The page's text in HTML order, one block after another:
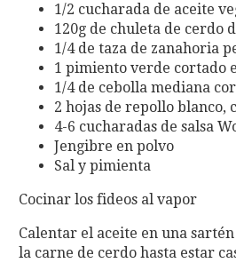
1/2 cucharada de aceite
120g de chuleta de cerdo
1/4 de taza de zanahoria
1 pimiento verde cortado
1/4 de cebolla mediana
2 hojas de repollo blanco,
4-6 cucharadas de salsa
Jengibre en polvo
Sal y pimienta
Cocinar los fideos al vapor
Calentar el aceite en una
la carne de cerdo hasta estar